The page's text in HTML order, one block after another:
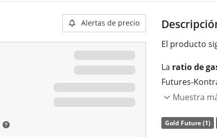
Alertas de precio
El producto
La ratio de
Futures-
replica la
Muestra
Gold Future (1)